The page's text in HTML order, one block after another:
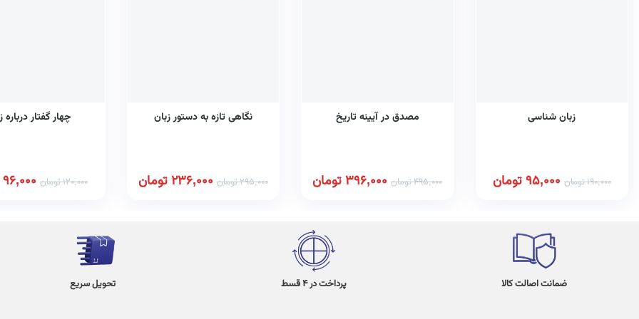
زبان شناسی
190,000تومان 95,000تومان
مصدق در آیینه تاریخ
495,000تومان 396,000تومان
نگاهی تازه به دستور زبان
295,000تومان 236,000تومان
چهار گفتار درباره
120,000تومان 96,000
ضمانت اصالت کالا پرداخت در 4 قسط تحویل سریع